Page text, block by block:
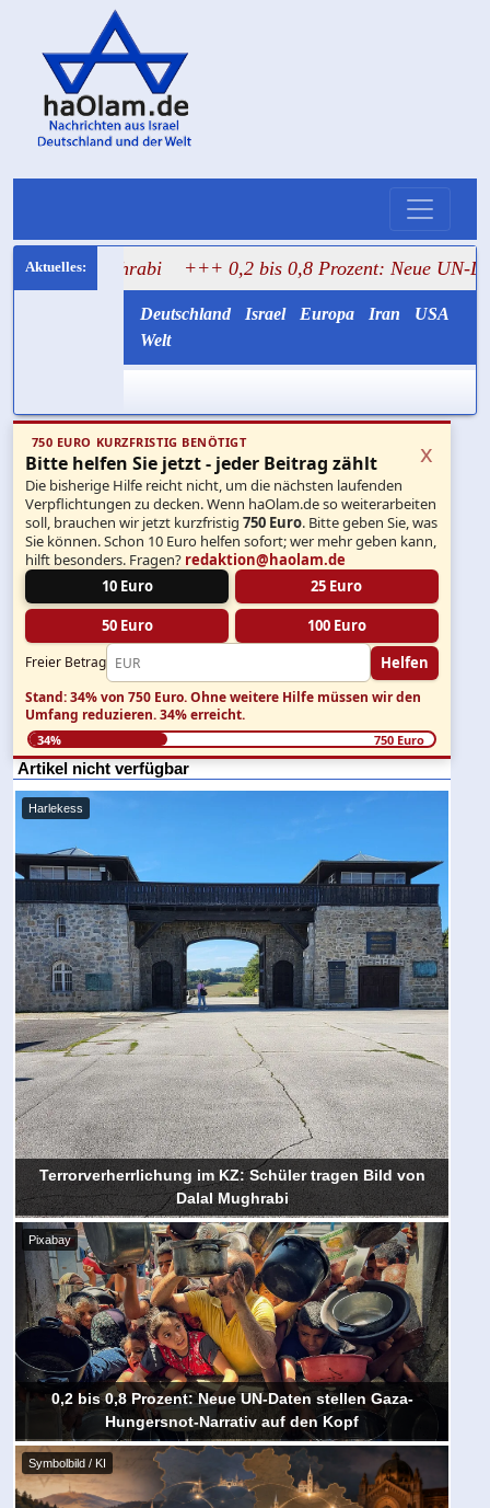
+++ 0,2 bis 0,8 Prozent: Neue UN-Daten stellen
Deutschland Israel Europa Iran
USA
Welt
750 EURO KURZFRISTIG BENÖTIGT
Bitte helfen Sie jetzt - jeder Beitrag zählt
Die bisherige Hilfe reicht nicht, um die nächsten laufenden
Verpflichtungen zu decken. Wenn haOlam.de so weiterarbeiten
soll, brauchen wir jetzt kurzfristig750 Euro. Bitte geben Sie, was
Sie können. Schon 10 Euro helfen sofort; wer mehr geben kann,
hilft besonders. Fragen? redaktion@haolam.de
10 Euro
25 Euro
50 Euro 100 Euro
Freier Betrag Helfen
x
Stand: 34% von 750 Euro.Ohne weitere Hilfe müssen wir den
Umfang reduzieren.34% erreicht.
34% 750 Euro
Artikel nicht verfügbar
Harlekess
Terrorverherrlichung im KZ: Schüler tragen Bild von
Dalal Mughrabi
Pixabay
0,2 bis 0,8 Prozent: Neue UN-Daten stellen Gaza-
Hungersnot-Narrativ auf den Kopf
Symbolbild / KI